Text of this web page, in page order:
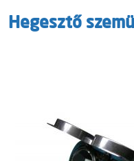
Hegesztő